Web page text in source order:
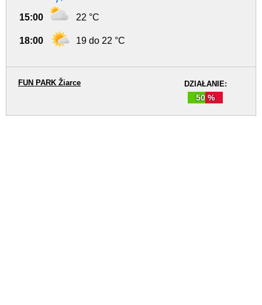
15:00 22 °C
18:00 19 do 22 °C
DZIAŁANIE:
50 %
FUN PARK Žiarce